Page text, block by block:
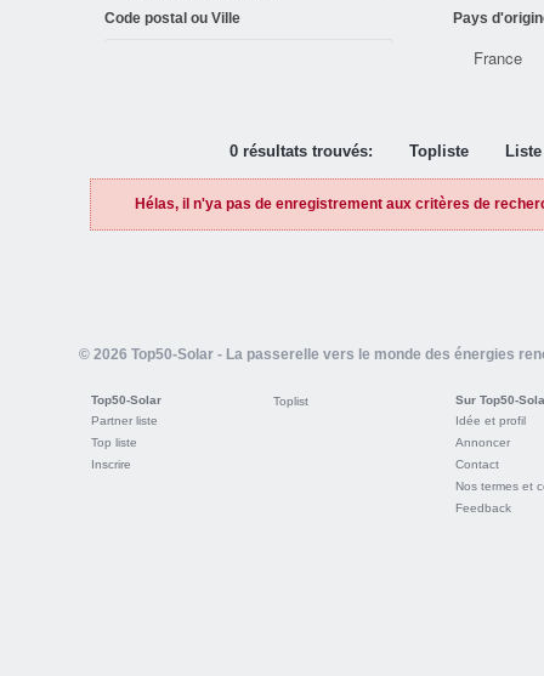
Code postal ou Ville Pays
0 résultats trouvés: Topliste
Hélas, il n'ya pas de enregistrement aux critères de
© 2026 Top50-Solar - La passerelle vers le monde des énergies
Top50-Solar
Partner liste
Top liste
Inscrire
Toplist
Sur Top50-
Idée et profil
Annoncer
Contact
Nos termes et
Feedback